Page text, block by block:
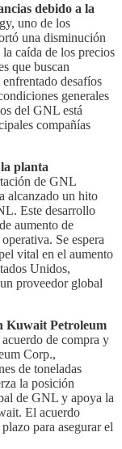
debido a la
uno de los
una disminución
caída de los precios
que buscan
desafíos
generales
del GNL está
compañías
planta
de GNL
alcanzado un hito
Este desarrollo
aumento de
Se espera
vital en el aumento
Unidos,
proveedor global
Kuwait Petroleum
de compra y
Corp.,
de toneladas
la posición
de GNL y apoya la
El acuerdo
para asegurar el